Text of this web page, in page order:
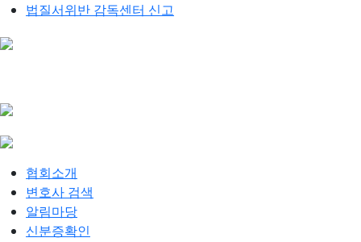
법질서위반 감독센터 신고
협회소개
변호사 검색
알림마당
신분증확인